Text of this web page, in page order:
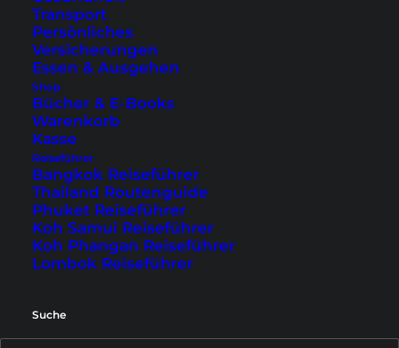
Transport
Persönliches
Versicherungen
Essen & Ausgehen
Shop
Bücher & E-Books
Warenkorb
Kasse
Reiseführer
Bangkok Reiseführer
Thailand Routenguide
Phuket Reiseführer
Koh Samui Reiseführer
Koh Phangan Reiseführer
Lombok Reiseführer
Suche
Die schönsten Tempel in
Thailand